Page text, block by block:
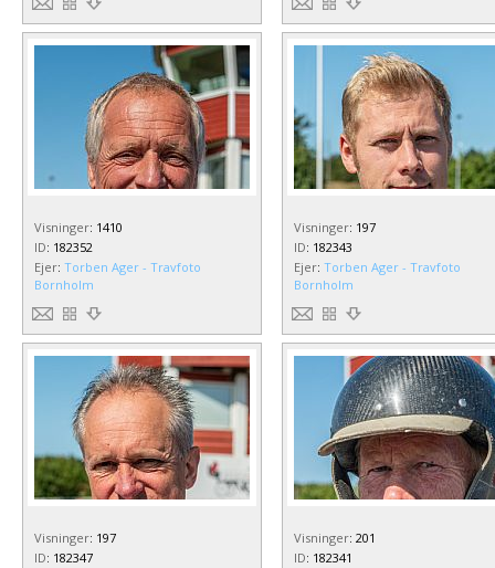
Visninger: 1410
ID: 182352
Ejer: Torben Ager - Travfoto
Bornholm
Visninger: 197
ID: 182343
Ejer: Torben Ager - Travfoto
Bornholm
Visninger: 197
ID: 182347
Visninger: 201
ID: 182341